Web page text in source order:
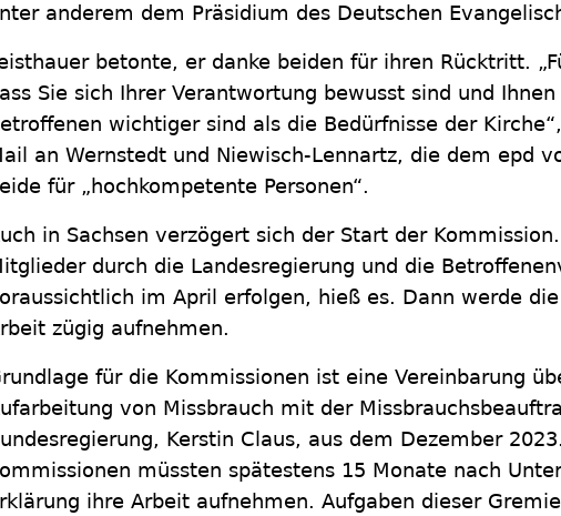
anderem dem Präsidium des Deutschen
betonte, er danke beiden für ihren Rücktritt.
Sie sich Ihrer Verantwortung bewusst sind und
wichtiger sind als die Bedürfnisse der
an Wernstedt und Niewisch-Lennartz, die dem epd
für „hochkompetente Personen“.
in Sachsen verzögert sich der Start der
durch die Landesregierung und die
im April erfolgen, hieß es. Dann werde
zügig aufnehmen.
für die Kommissionen ist eine Vereinbarung
von Missbrauch mit der
Kerstin Claus, aus dem Dezember
müssten spätestens 15 Monate nach
ihre Arbeit aufnehmen. Aufgaben dieser